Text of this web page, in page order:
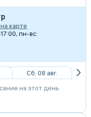
карте
пн-вс:
Сб. 08 авг.
на этот день